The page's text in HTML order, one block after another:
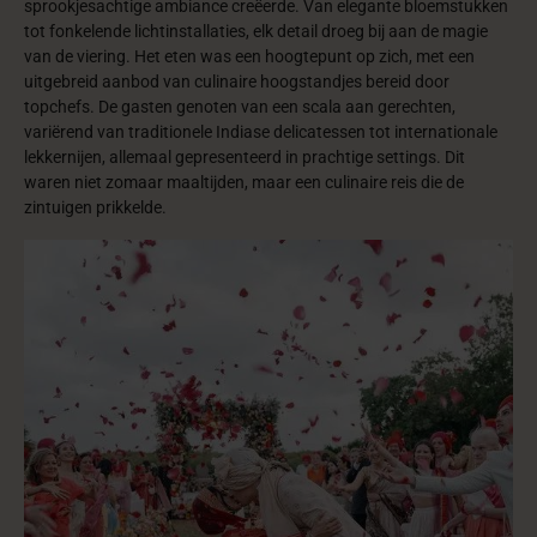
sprookjesachtige ambiance creëerde. Van elegante bloemstukken
tot fonkelende lichtinstallaties, elk detail droeg bij aan de magie
van de viering. Het eten was een hoogtepunt op zich, met een
uitgebreid aanbod van culinaire hoogstandjes bereid door
topchefs. De gasten genoten van een scala aan gerechten,
variërend van traditionele Indiase delicatessen tot internationale
lekkernijen, allemaal gepresenteerd in prachtige settings. Dit
waren niet zomaar maaltijden, maar een culinaire reis die de
zintuigen prikkelde.